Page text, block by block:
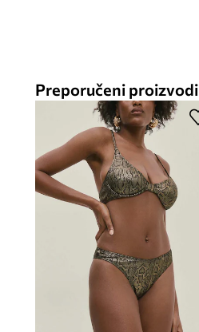
Preporučeni proizvodi